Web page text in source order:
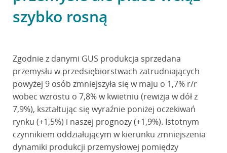
szybko rosną
Zgodnie z danymi GUS produkcja sprzedana
przemysłu w przedsiębiorstwach zatrudniających
powyżej 9 osób zmniejszyła się w maju o 1,7% r/r
wobec wzrostu o 7,8% w kwietniu (rewizja w dół z
7,9%), kształtując się wyraźnie poniżej oczekiwań
rynku (+1,5%) i naszej prognozy (+1,9%). Istotnym
czynnikiem oddziałującym w kierunku zmniejszenia
dynamiki produkcji przemysłowej pomiędzy